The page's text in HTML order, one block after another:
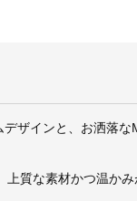
ザインと、お洒落
質な素材かつ温かみ